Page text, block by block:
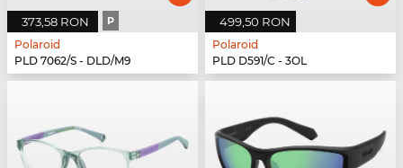
373,58 RON P
Polaroid
PLD 7062/S - DLD/M9
499,50 RON
Polaroid
PLD D591/C - 3OL